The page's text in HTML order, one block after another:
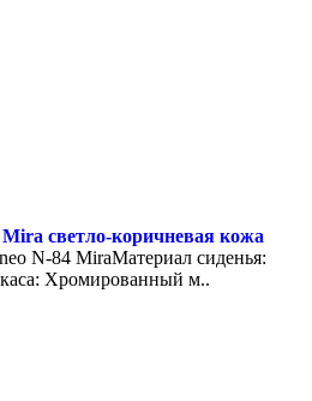
светло-коричневая кожа
N-84 MiraМатериал сиденья:
Хромированный м..